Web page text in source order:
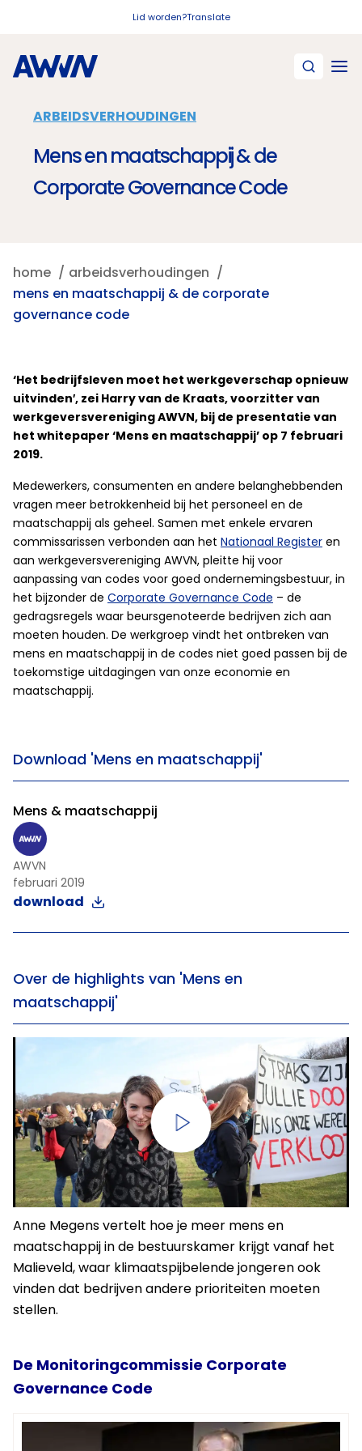
Lid worden?Translate
ARBEIDSVERHOUDINGEN
Mens en maatschappij & de
Corporate Governance Code
home
arbeidsverhoudingen
mens en maatschappij & de corporate
governance code
‘Het bedrijfsleven moet het werkgeverschap opnieuw
uitvinden′, zei Harry van de Kraats, voorzitter van
werkgeversvereniging AWVN, bij de presentatie van
het whitepaper ‘Mens en maatschappij’ op 7 februari
2019.
Medewerkers, consumenten en andere belanghebbenden
vragen meer betrokkenheid bij het personeel en de
maatschappij als geheel. Samen met enkele ervaren
commissarissen verbonden aan het Nationaal Register en
aan werkgeversvereniging AWVN, pleitte hij voor
aanpassing van codes voor goed ondernemingsbestuur, in
het bijzonder de Corporate Governance Code – de
gedragsregels waar beursgenoteerde bedrijven zich aan
moeten houden. De werkgroep vindt het ontbreken van
mens en maatschappij in de codes niet goed passen bij de
toekomstige uitdagingen van onze economie en
maatschappij.
Download 'Mens en maatschappij'
Mens & maatschappij
AWVN
februari 2019
download
Over de highlights van 'Mens en
maatschappij'
Anne Megens vertelt hoe je meer mens en
maatschappij in de bestuurskamer krijgt vanaf het
Malieveld, waar klimaatspijbelende jongeren ook
vinden dat bedrijven andere prioriteiten moeten
stellen.
De Monitoringcommissie Corporate
Governance Code